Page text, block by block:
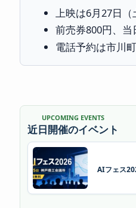
上映は6月27日（
前売券800円、当
電話予約は市川
UPCOMING EVENTS
近日開催のイベント
AIフェス